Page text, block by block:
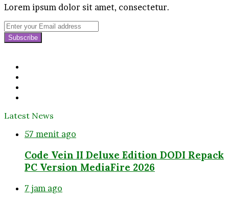
Lorem ipsum dolor sit amet, consectetur.
Enter
your
Email
Latest News
57 menit ago
Code Vein II Deluxe Edition DODI Repack
PC Version MediaFire 2026
7 jam ago